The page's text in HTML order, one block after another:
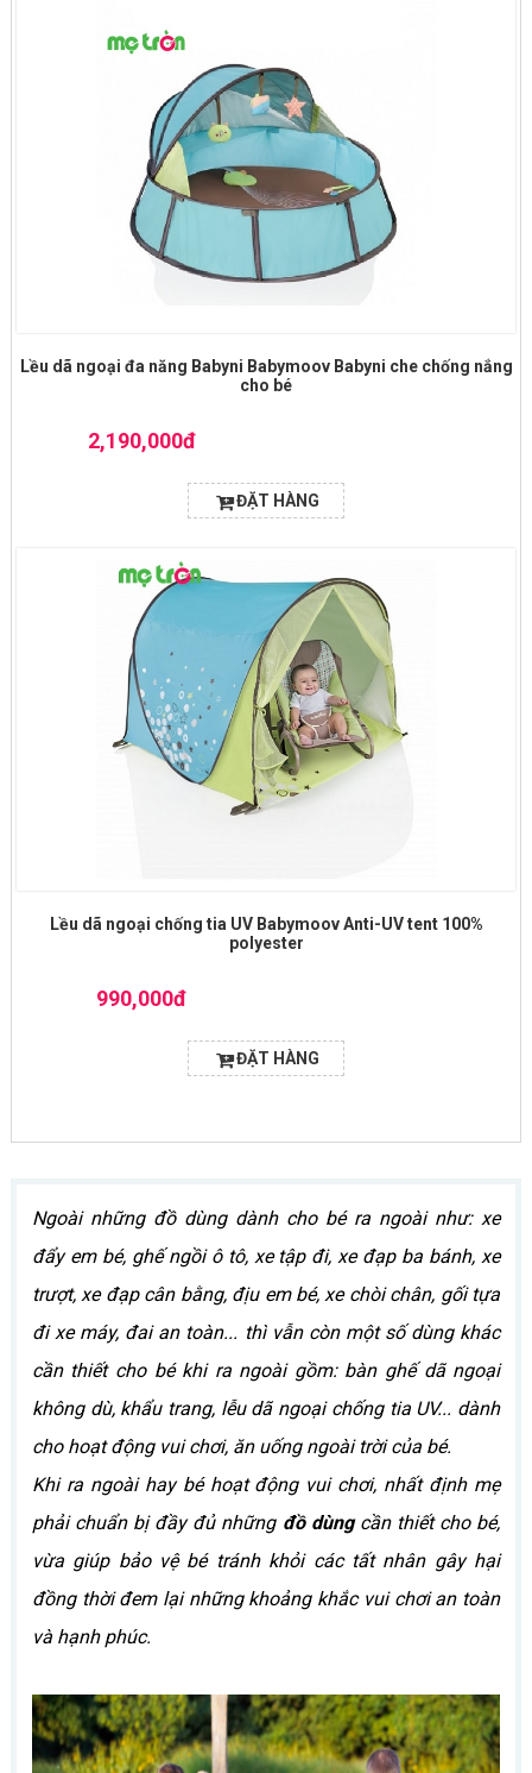
Lều dã ngoại đa năng Babyni Babymoov Babyni che chống nắng
cho bé
2,190,000đ
ĐẶT HÀNG
Lều dã ngoại chống tia UV Babymoov Anti-UV tent 100%
polyester
990,000đ
ĐẶT HÀNG
Ngoài những đồ dùng dành cho bé ra ngoài như: xe
đẩy em bé, ghế ngồi ô tô, xe tập đi, xe đạp ba bánh, xe
trượt, xe đạp cân bằng, địu em bé, xe chòi chân, gối tựa
đi xe máy, đai an toàn... thì vẫn còn một số dùng khác
cần thiết cho bé khi ra ngoài gồm: bàn ghế dã ngoại
không dù, khẩu trang, lễu dã ngoại chống tia UV... dành
cho hoạt động vui chơi, ăn uống ngoài trời của bé.
Khi ra ngoài hay bé hoạt động vui chơi, nhất định mẹ
phải chuẩn bị đầy đủ những đồ dùngcần thiết cho bé,
vừa giúp bảo vệ bé tránh khỏi các tất nhân gây hại
đồng thời đem lại những khoảng khắc vui chơi an toàn
và hạnh phúc.